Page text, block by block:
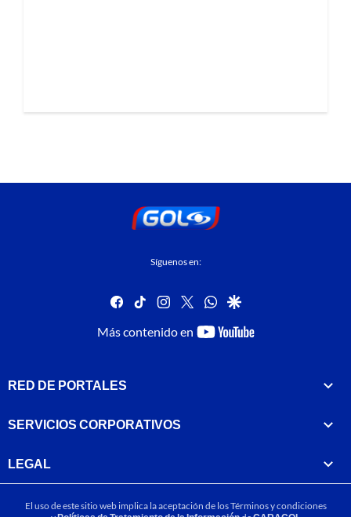
Síguenos en:
facebook
tiktok instagram
twitterwhatsapp
google
Más contenido en
youtube-
RED DE PORTALES
SERVICIOS CORPORATIVOS
LEGAL
El uso de este sitio web implica la aceptación de losTérminos y condiciones